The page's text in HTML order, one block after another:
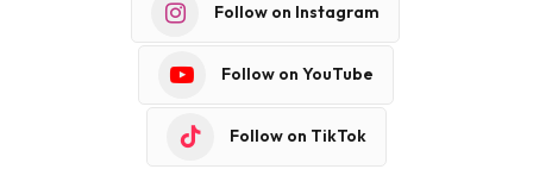
Follow on Instagram
Follow on YouTube
Follow on TikTok